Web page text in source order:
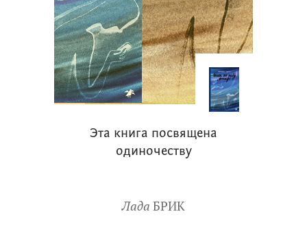
Эта книга посвящена
одиночеству
Лада БРИК